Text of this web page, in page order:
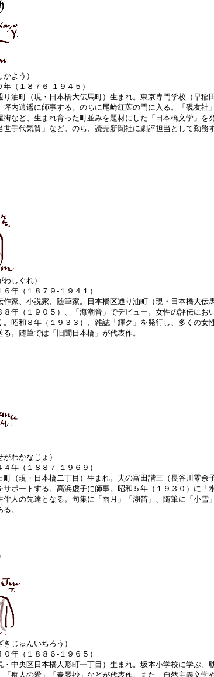
よう）
（１８７６‐１９４５）
り油町（現・日本橋大伝馬町）生まれ。東京専門学校（早稲
坪内逍遥に師事する。のちに尾崎紅葉の門に入る。「硯友社
街など、生まれ育った町並みを題材にした「日本橋文学」を
世手代気質」など。のち、読売新聞社に劇評担当として勤務
しぐれ）
年（１８７９‐１９４１）
作家、小説家、随筆家。日本橋区通り油町（現・日本橋大伝
８年（１９０５）、「海潮音」でデビュー。女性の評伝にお
。昭和８年（１９３３）、雑誌「輝ク」を発行し、多くの女
。随筆では「旧聞日本橋」が代表作。
わかなじょ）
年（１８８７‐１９６９）
（現・日本橋二丁目）生まれ。夫の富田諧三（長谷川零余子
サポートする。高浜虚子に師事。昭和５年（１９３０）に「
人の先達となる。句集に「雨月」「湖笛」、随筆に「小雪」
。
じゅんいちろう）
年（１８８６‐１９６５）
・中央区日本橋人形町一丁目）生まれ。坂本小学校に学ぶ。
痴人の愛」「春琴抄」などが代表作。また、自然主義文学や